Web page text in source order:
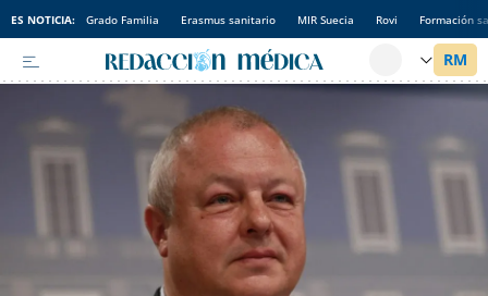
ES NOTICIA: Grado Familia Erasmus sanitario MIR Suecia Rovi Formación